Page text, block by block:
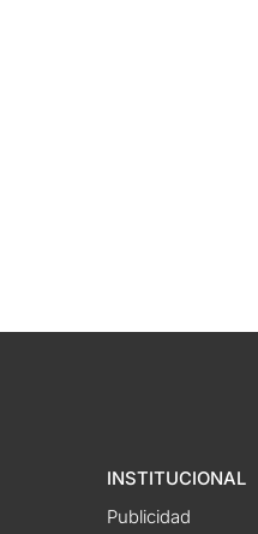
INSTITUCIONAL
Publicidad